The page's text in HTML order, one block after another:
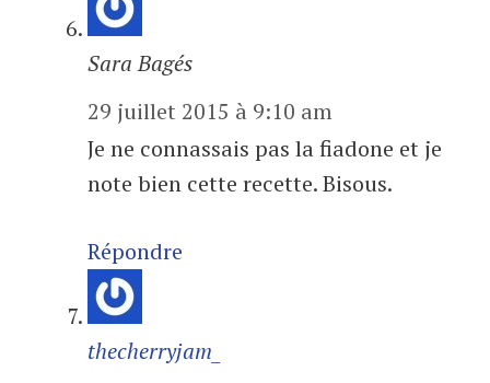
Sara Bagés
29 juillet 2015 à 9:10 am
Je ne connassais pas la fiadone et je
note bien cette recette. Bisous.
Répondre
thecherryjam_